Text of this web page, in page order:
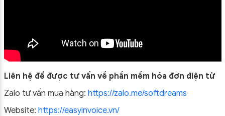
Liên hệ để được tư vấn về phần mềm hóa đơn điện tử
Zalo tư vấn mua hàng: https://zalo.me/softdreams
Website: https://easyinvoice.vn/